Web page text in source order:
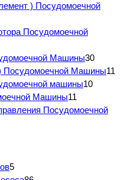
) Посудомоечной
Посудомоечной
Машины30
Посудомоечной Машины11
машины10
Машины11
Посудомоечной
5